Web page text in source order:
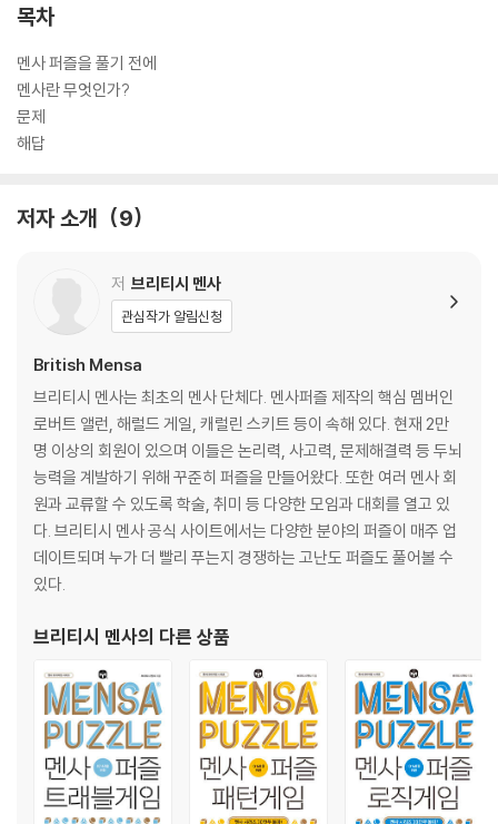
목차
멘사 퍼즐을 풀기 전에
멘사란 무엇인가?
문제
해답
저자 소개 9
저 브리티시 멘사
관심작가 알림신청
British Mensa
브리티시 멘사는 최초의 멘사 단체다. 멘사퍼즐 제작의 핵심 멤버인
로버트 앨런, 해럴드 게일, 캐럴린 스키트 등이 속해 있다. 현재 2만
명 이상의 회원이 있으며 이들은 논리력, 사고력, 문제해결력 등 두뇌
능력을 계발하기 위해 꾸준히 퍼즐을 만들어왔다. 또한 여러 멘사 회
원과 교류할 수 있도록 학술, 취미 등 다양한 모임과 대회를 열고 있
다. 브리티시 멘사 공식 사이트에서는 다양한 분야의 퍼즐이 매주 업
데이트되며 누가 더 빨리 푸는지 경쟁하는 고난도 퍼즐도 풀어볼 수
있다.
브리티시 멘사의 다른 상품